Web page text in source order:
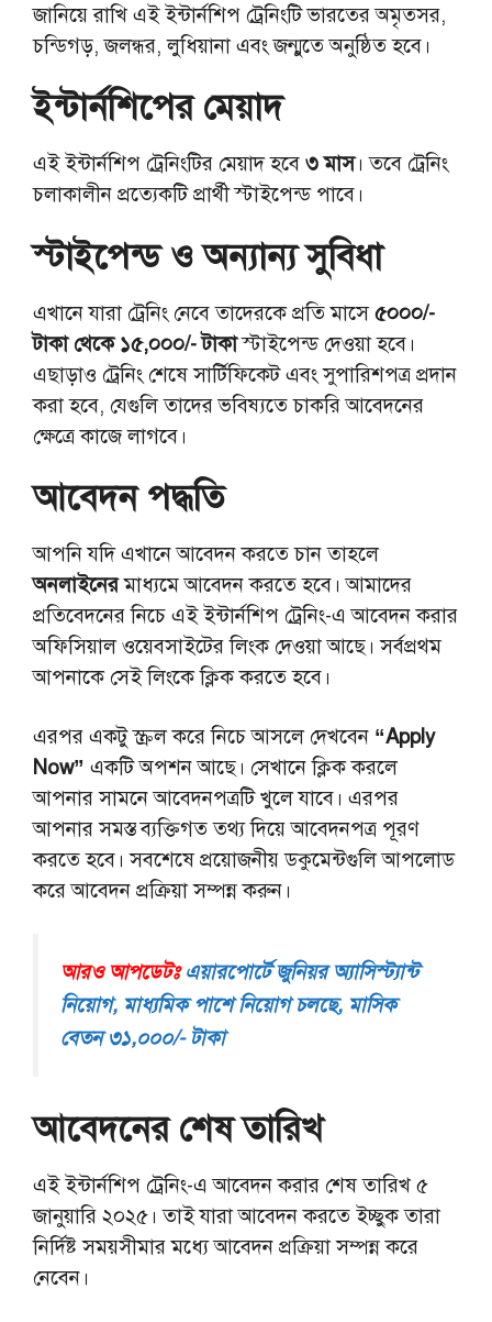
জানিয়ে রাখি এই ইন্টার্নশিপ ট্রেনিংটি ভারতের অমৃতসর,
চন্ডিগড়, জলন্ধর, লুধিয়ানা এবং জন্মুতে অনুষ্ঠিত হবে।
ইন্টার্নশিপের মেয়াদ
এই ইন্টার্নশিপ ট্রেনিংটির মেয়াদ হবে ৩ মাস। তবে ট্রেনিং
চলাকালীন প্রত্যেকটি প্রার্থী স্টাইপেন্ড পাবে।
স্টাইপেন্ড ও অন্যান্য সুবিধা
এখানে যারা ট্রেনিং নেবে তাদেরকে প্রতি মাসে৫০০০/-
টাকা থেকে ১৫,০০০/- টাকাস্টাইপেন্ড দেওয়া হবে।
এছাড়াও ট্রেনিং শেষে সার্টিফিকেট এবং সুপারিশপত্র প্রদান
করা হবে, যেগুলি তাদের ভবিষ্যতে চাকরি আবেদনের
ক্ষেত্রে কাজে লাগবে।
আবেদন পদ্ধতি
আপনি যদি এখানে আবেদন করতে চান তাহলে
অনলাইনেরমাধ্যমে আবেদন করতে হবে। আমাদের
প্রতিবেদনের নিচে এই ইন্টার্নশিপ ট্রেনিং-এ আবেদন করার
অফিসিয়াল ওয়েবসাইটের লিংক দেওয়া আছে। সর্বপ্রথম
আপনাকে সেই লিংকে ক্লিক করতে হবে।
এরপর একটু স্ক্রল করে নিচে আসলে দেখবেন “Apply
Now” একটি অপশন আছে। সেখানে ক্লিক করলে
আপনার সামনে আবেদনপত্রটি খুলে যাবে। এরপর
আপনার সমস্ত ব্যক্তিগত তথ্য দিয়ে আবেদনপত্র পূরণ
করতে হবে। সবশেষে প্রয়োজনীয় ডকুমেন্টগুলি আপলোড
করে আবেদন প্রক্রিয়া সম্পন্ন করুন।
আরও আপডেটঃএয়ারপোর্টে জুনিয়র অ্যাসিস্ট্যান্ট
নিয়োগ, মাধ্যমিক পাশে নিয়োগ চলছে, মাসিক
বেতন ৩১,০০০/- টাকা
আবেদনের শেষ তারিখ
এই ইন্টার্নশিপ ট্রেনিং-এ আবেদন করার শেষ তারিখ ৫
জানুয়ারি ২০২৫। তাই যারা আবেদন করতে ইচ্ছুক তারা
নির্দিষ্ট সময়সীমার মধ্যে আবেদন প্রক্রিয়া সম্পন্ন করে
নেবেন।